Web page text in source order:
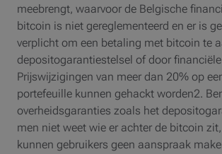
meebrengt, waarvoor de Belgische
bitcoin is niet gereglementeerd en er is
verplicht om een betaling met bitcoin te
depositogarantiestelsel of door
Prijswijzigingen van meer dan 20% op
portefeuille kunnen gehackt worden2.
overheidsgaranties zoals het
men niet weet wie er achter de bitcoin
kunnen gebruikers geen aanspraak